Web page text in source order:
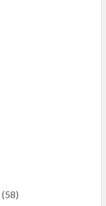
(58)